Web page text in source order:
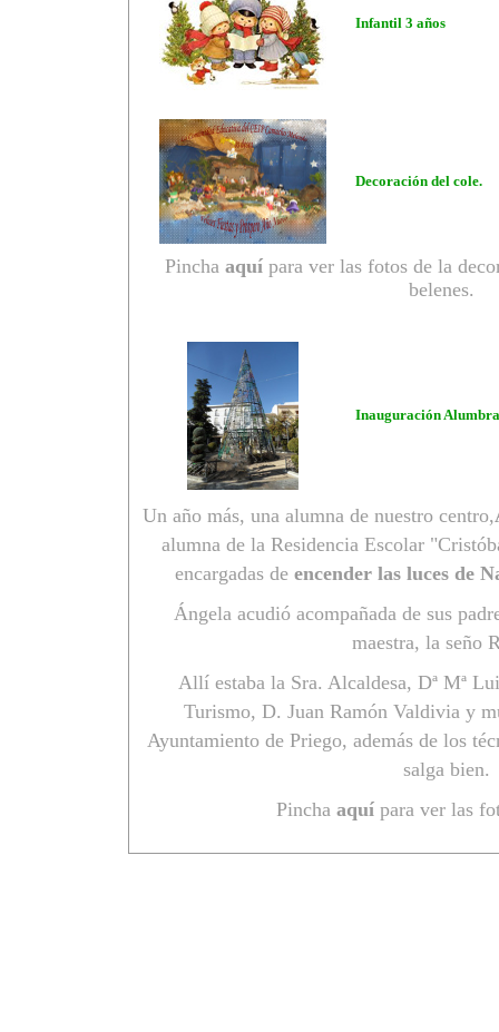
Infantil 3 años
Decoración del cole.
Pincha aquí para ver las fotos de la
belenes.
Inauguración
Un año más, una alumna de nuestro centro,
alumna de la Residencia Escolar
encargadas de encender las luces de
Ángela acudió acompañada de sus
maestra, la seño
Allí estaba la Sra. Alcaldesa, Dª Mª
Turismo, D. Juan Ramón Valdivia y
Ayuntamiento de Priego, además de los
salga bien.
Pincha aquí para ver las